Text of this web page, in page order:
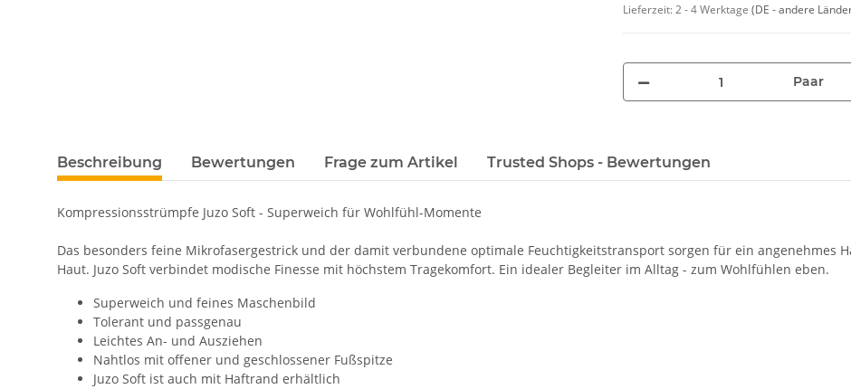
Lieferzeit:2 - 4 Werktage (DE - andere
Paar
Beschreibung Bewertungen Frage zum Artikel Trusted Shops - Bewertungen
Kompressionsstrümpfe Juzo Soft - Superweich für Wohlfühl-Momente
Das besonders feine Mikrofasergestrick und der damit verbundene optimale Feuchtigkeitstransport sorgen für ein angenehmes
Haut. Juzo Soft verbindet modische Finesse mit höchstem Tragekomfort. Ein idealer Begleiter im Alltag - zum Wohlfühlen eben.
Superweich und feines Maschenbild
Tolerant und passgenau
Leichtes An- und Ausziehen
Nahtlos mit offener und geschlossener Fußspitze
Juzo Soft ist auch mit Haftrand erhältlich